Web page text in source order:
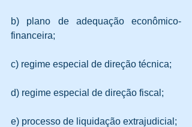
b) plano de adequação econômico-
financeira;
c) regime especial de direção técnica;
d) regime especial de direção fiscal;
e) processo de liquidação extrajudicial;